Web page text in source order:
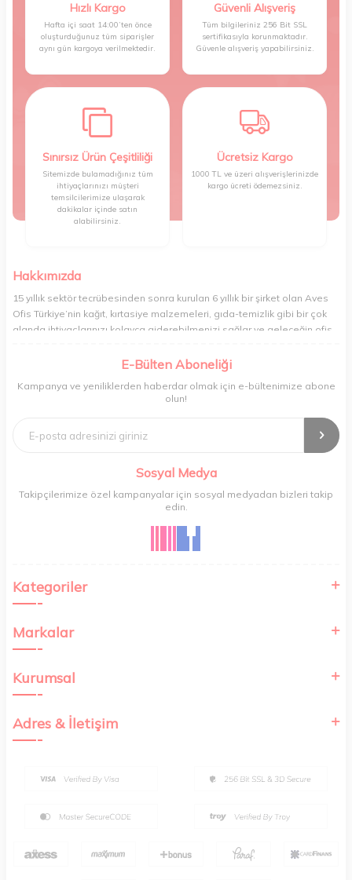
Hızlı Kargo
Hafta içi saat 14:00’ten önce
oluşturduğunuz tüm siparişler
aynı gün kargoya verilmektedir.
Güvenli Alışveriş
Tüm bilgileriniz 256 Bit SSL
sertifikasıyla korunmaktadır.
Güvenle alışveriş yapabilirsiniz.
Sınırsız Ürün Çeşitliliği
Sitemizde bulamadığınız tüm
ihtiyaçlarınızı müşteri
temsilcilerimize ulaşarak
dakikalar içinde satın
alabilirsiniz.
Ücretsiz Kargo
1000 TL ve üzeri alışverişlerinizde
kargo ücreti ödemezsiniz.
Hakkımızda
15 yıllık sektör tecrübesinden sonra kurulan 6 yıllık bir şirket olan Aves
Ofis Türkiye’nin kağıt, kırtasiye malzemeleri, gıda-temizlik gibi bir çok
alanda ihtiyaçlarınızı kolayca giderebilmenizi sağlar ve geleceğin ofis
veya yaşam alanınızın tüm ihtiyaçlarını yüksek kalitedeki ürünleriyle
şirket ve işyeri yönetimini her zamankinden daha profesyonel bir hâle
tedarik edebilmenizi sağlar.
E-Bülten Aboneliği
Kampanya ve yeniliklerden haberdar olmak için e-bültenimize abone
olun!
Sosyal Medya
Takipçilerimize özel kampanyalar için sosyal medyadan bizleri takip
edin.
Kategoriler
Markalar
Kurumsal
Adres & İletişim